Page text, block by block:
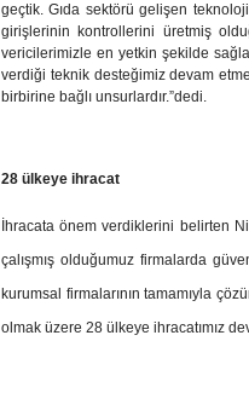
geçtik. Gıda sektörü gelişen
girişlerinin kontrollerini üretmiş
vericilerimizle en yetkin şekilde
verdiği teknik desteğimiz devam
birbirine bağlı unsurlardır.”dedi.
28 ülkeye ihracat
İhracata önem verdiklerini belirten
çalışmış olduğumuz firmalarda
kurumsal firmalarının tamamıyla
olmak üzere 28 ülkeye ihracatımız